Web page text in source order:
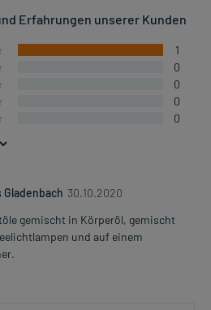
Erfahrungen unserer Kunden
1
0
0
0
0
30.10.2020
gemischt in Körperöl, gemischt
und auf einem